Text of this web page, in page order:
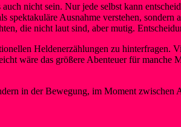
nicht sein. Nur jede selbst kann
spektakuläre Ausnahme verstehen,
die nicht laut sind, aber mutig.
Heldenerzählungen zu hinterfragen.
wäre das größere Abenteuer für manche
in der Bewegung, im Moment